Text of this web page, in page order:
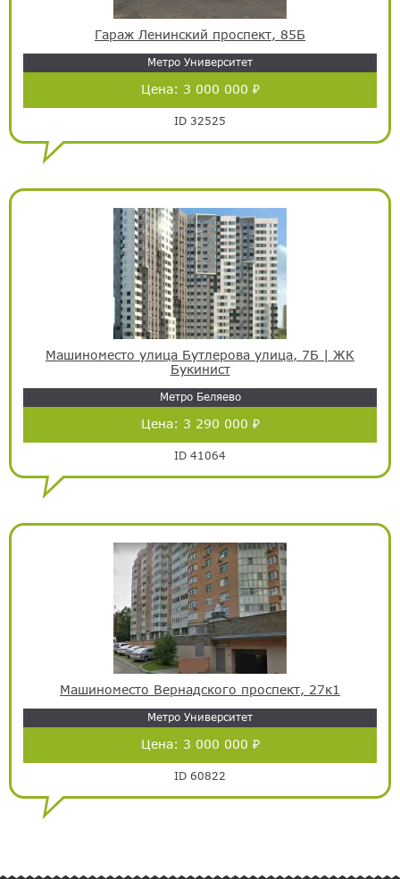
Гараж Ленинский проспект, 85Б
Метро Университет
Цена: 3 000 000 ₽
ID 32525
Машиноместо улица Бутлерова улица, 7Б | ЖК
Букинист
Метро Беляево
Цена: 3 290 000 ₽
ID 41064
Машиноместо Вернадского проспект, 27к1
Метро Университет
Цена: 3 000 000 ₽
ID 60822